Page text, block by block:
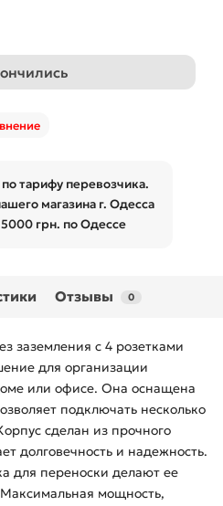
тарифу перевозчика.
магазина г. Одесса
5000 грн. по Одессе
Отзывы 0
заземления с 4 розетками
для организации
или офисе. Она оснащена
подключать несколько
сделан из прочного
долговечность и надежность.
для переноски делают ее
мощность,